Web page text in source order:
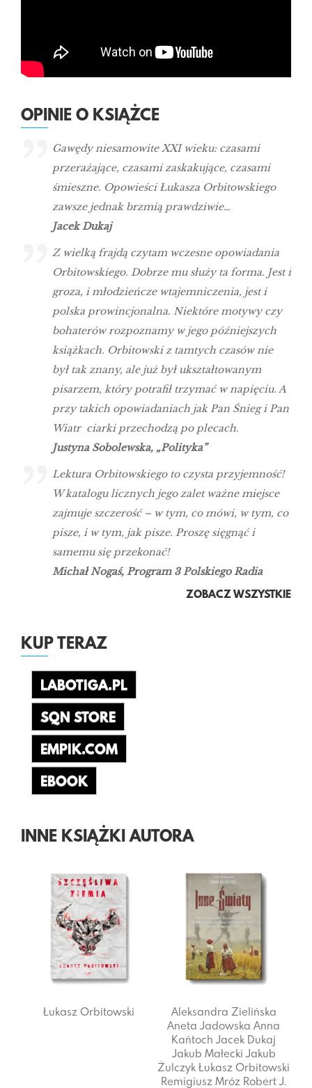
OPINIE O KSIĄŻCE
Gawędy niesamowite XXI wieku: czasami
przerażające, czasami zaskakujące, czasami
śmieszne. Opowieści Łukasza Orbitowskiego
zawsze jednak brzmią prawdziwie…
Jacek Dukaj
Z wielką frajdą czytam wczesne opowiadania
Orbitowskiego. Dobrze mu służy ta forma. Jest i
groza, i młodzieńcze wtajemniczenia, jest i
polska prowincjonalna. Niektóre motywy czy
bohaterów rozpoznamy w jego późniejszych
książkach. Orbitowski z tamtych czasów nie
był tak znany, ale już był ukształtowanym
pisarzem, który potrafił trzymać w napięciu. A
przy takich opowiadaniach jak Pan Śnieg i Pan
Wiatr ciarki przechodzą po plecach.
Justyna Sobolewska, „Polityka”
Lektura Orbitowskiego to czysta przyjemność!
W katalogu licznych jego zalet ważne miejsce
zajmuje szczerość – w tym, co mówi, w tym, co
pisze, i w tym, jak pisze. Proszę sięgnąć i
samemu się przekonać!
Michał Nogaś, Program 3 Polskiego Radia
ZOBACZ WSZYSTKIE
KUP TERAZ
LABOTIGA.PL
SQN STORE
EMPIK.COM
EBOOK
INNE KSIĄŻKI AUTORA
Łukasz Orbitowski Łukasz Orbitowski